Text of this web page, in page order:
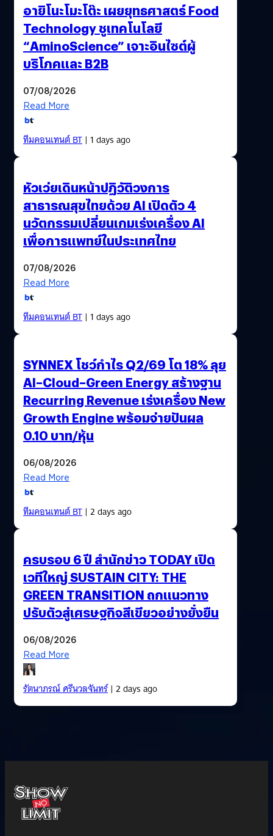
อายิโนะโมะโต๊ะ เผยยุทธศาสตร์ Food
Technology ชูเทคโนโลยี
“AminoScience” เจาะอินไซต์ผู้
บริโภคและ B2B
07/08/2026
Read More
ทีมคอนเทนต์ BT| 1 days ago
หัวเว่ยเดินหน้าปฏิวัติวงการ
สาธารณสุขไทยด้วย AI เปิดตัว 4
นวัตกรรมเปลี่ยนเกมเร่งเครื่อง AI
เพื่อการแพทย์ในประเทศไทย
07/08/2026
Read More
ทีมคอนเทนต์ BT| 1 days ago
SYNNEX โชว์กำไร Q2/69 โต 18% ลุย
AI–Cloud–Green Energy สร้างฐาน
Recurring Revenue เร่งเครื่อง New
Growth Engine พร้อมจ่ายปันผล
0.10 บาท/หุ้น
06/08/2026
Read More
ทีมคอนเทนต์ BT| 2 days ago
ครบรอบ 6 ปี สำนักข่าว TODAY เปิด
เวทีใหญ่ SUSTAIN CITY: THE
GREEN TRANSITION ถกแนวทาง
ปรับตัวสู่เศรษฐกิจสีเขียวอย่างยั่งยืน
06/08/2026
Read More
รัตนาภรณ์ ศรีนวลจันทร์| 2 days ago